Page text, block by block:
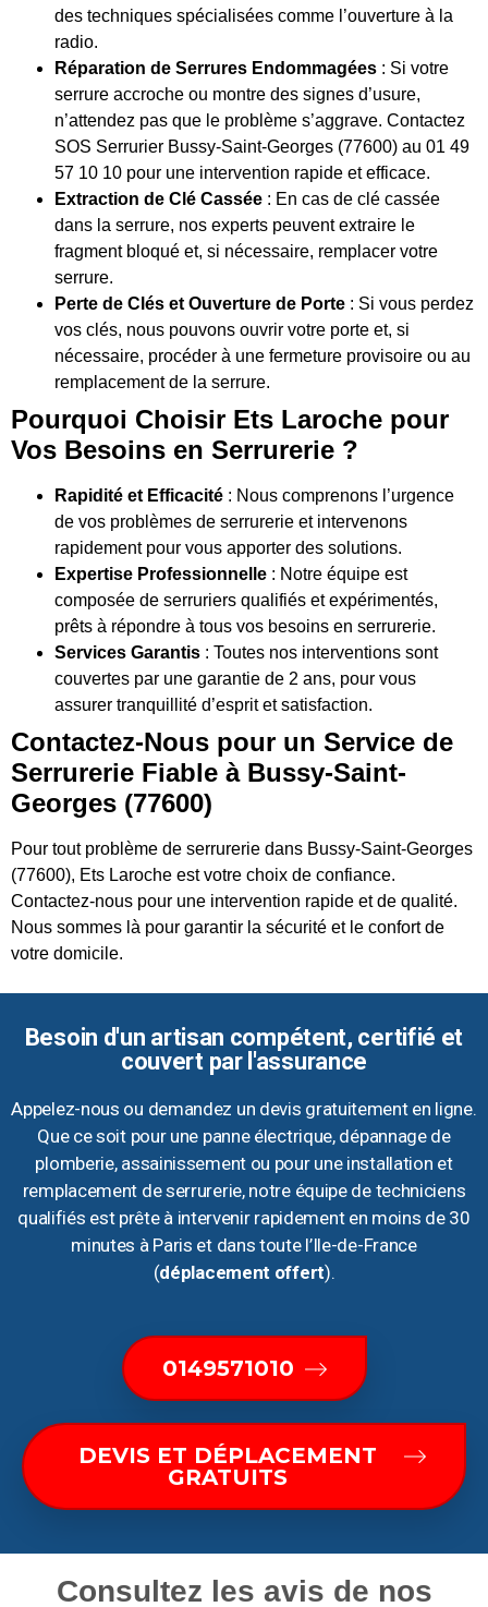
des techniques spécialisées comme l’ouverture à la
radio.
Réparation de Serrures Endommagées : Si votre
serrure accroche ou montre des signes d’usure,
n’attendez pas que le problème s’aggrave. Contactez
SOS Serrurier Bussy-Saint-Georges (77600) au 01 49
57 10 10 pour une intervention rapide et efficace.
Extraction de Clé Cassée : En cas de clé cassée
dans la serrure, nos experts peuvent extraire le
fragment bloqué et, si nécessaire, remplacer votre
serrure.
Perte de Clés et Ouverture de Porte : Si vous perdez
vos clés, nous pouvons ouvrir votre porte et, si
nécessaire, procéder à une fermeture provisoire ou au
remplacement de la serrure.
Pourquoi Choisir Ets Laroche pour
Vos Besoins en Serrurerie ?
Rapidité et Efficacité : Nous comprenons l’urgence
de vos problèmes de serrurerie et intervenons
rapidement pour vous apporter des solutions.
Expertise Professionnelle : Notre équipe est
composée de serruriers qualifiés et expérimentés,
prêts à répondre à tous vos besoins en serrurerie.
Services Garantis : Toutes nos interventions sont
couvertes par une garantie de 2 ans, pour vous
assurer tranquillité d’esprit et satisfaction.
Contactez-Nous pour un Service de
Serrurerie Fiable à Bussy-Saint-
Georges (77600)
Pour tout problème de serrurerie dans Bussy-Saint-Georges
(77600), Ets Laroche est votre choix de confiance.
Contactez-nous pour une intervention rapide et de qualité.
Nous sommes là pour garantir la sécurité et le confort de
votre domicile.
Besoin d'un artisan compétent, certifié et
couvert par l'assurance
Appelez-nous ou demandez un devis gratuitement en ligne.
Que ce soit pour une panne électrique, dépannage de
plomberie, assainissement ou pour une installation et
remplacement de serrurerie, notre équipe de techniciens
qualifiés est prête à intervenir rapidement en moins de 30
minutes à Paris et dans toute l’Ile-de-France
(déplacement offert).
0149571010
DEVIS ET DÉPLACEMENT
GRATUITS
Consultez les avis de nos